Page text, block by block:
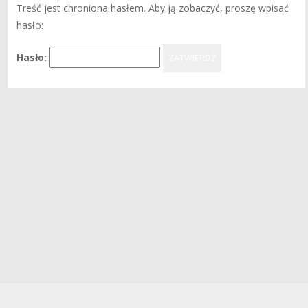
Treść jest chroniona hasłem. Aby ją zobaczyć, proszę wpisać
hasło:
Hasło: